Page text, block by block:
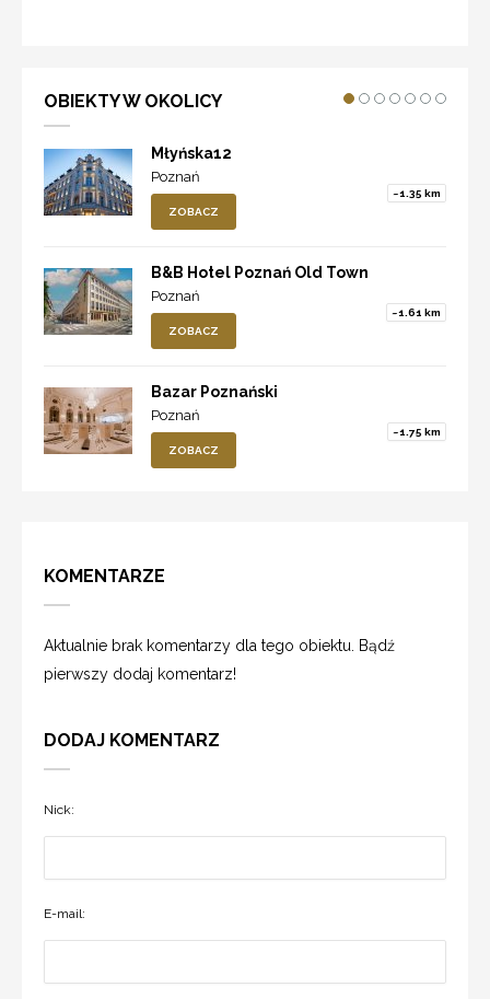
OBIEKTY W OKOLICY
Młyńska12
Poznań
~1.35 km
ZOBACZ
B&B Hotel Poznań Old Town
Poznań
~1.61 km
ZOBACZ
Bazar Poznański
Poznań
~1.75 km
ZOBACZ
KOMENTARZE
Aktualnie brak komentarzy dla tego obiektu. Bądź
pierwszy dodaj komentarz!
DODAJ KOMENTARZ
Nick:
E-mail: